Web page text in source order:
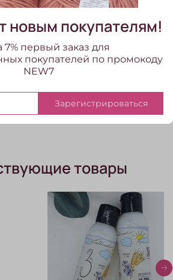
не оставлял
товары
новым покупателям!
7% первый заказ для
покупателей по промокоду
NEW7
Зарегистрироваться